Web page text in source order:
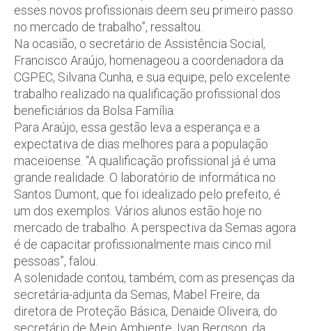
esses novos profissionais deem seu primeiro passo
no mercado de trabalho”, ressaltou.
Na ocasião, o secretário de Assistência Social,
Francisco Araújo, homenageou a coordenadora da
CGPEC, Silvana Cunha, e sua equipe, pelo excelente
trabalho realizado na qualificação profissional dos
beneficiários da Bolsa Família.
Para Araújo, essa gestão leva a esperança e a
expectativa de dias melhores para a população
maceioense. “A qualificação profissional já é uma
grande realidade. O laboratório de informática no
Santos Dumont, que foi idealizado pelo prefeito, é
um dos exemplos. Vários alunos estão hoje no
mercado de trabalho. A perspectiva da Semas agora
é de capacitar profissionalmente mais cinco mil
pessoas”, falou.
A solenidade contou, também, com as presenças da
secretária-adjunta da Semas, Mabel Freire, da
diretora de Proteção Básica, Denaide Oliveira, do
secretário de Meio Ambiente, Ivan Bergson, da